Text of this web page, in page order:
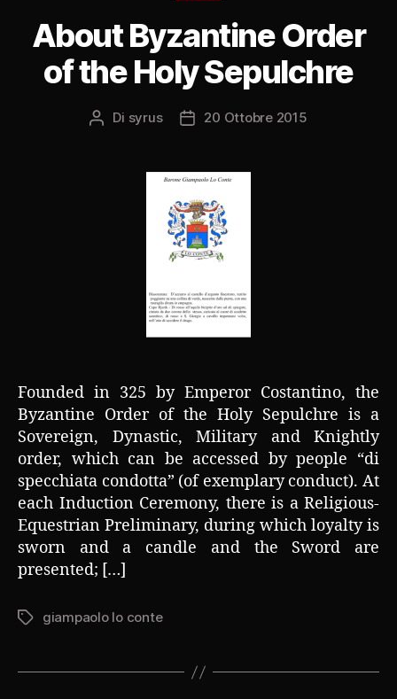
About Byzantine Order
of the Holy Sepulchre
Autore
Di syrus
Data20 Ottobre 2015
Founded in 325 by Emperor Costantino, the
Byzantine Order of the Holy Sepulchre is a
Sovereign, Dynastic, Military and Knightly
order, which can be accessed by people “di
specchiata condotta” (of exemplary conduct). At
each Induction Ceremony, there is a Religious-
Equestrian Preliminary, during which loyalty is
sworn and a candle and the Sword are
presented; […]
Tag giampaolo lo conte